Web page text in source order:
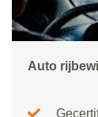
Auto